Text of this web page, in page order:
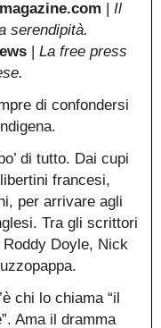
| Il
serendipità.
| La free press
di confondersi
di tutto. Dai cupi
francesi,
per arrivare agli
Tra gli scrittori
Doyle, Nick
chi lo chiama “il
Ama il dramma